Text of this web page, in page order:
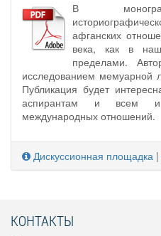
В
афганских
века, как в
пределами.
исследованием мемуарной
Публикация будет
аспирантам и всем
международных отношений.
Дискуссионная площадка |
КОНТАКТЫ